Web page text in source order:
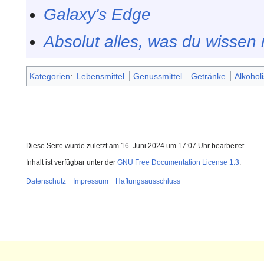
Galaxy's Edge
Absolut alles, was du wissen
Kategorien: Lebensmittel Genussmittel Getränke
Diese Seite wurde zuletzt am 16. Juni 2024 um 17:07 Uhr bearbeitet.
Inhalt ist verfügbar unter der GNU Free Documentation License 1.3.
Datenschutz Impressum Haftungsausschluss